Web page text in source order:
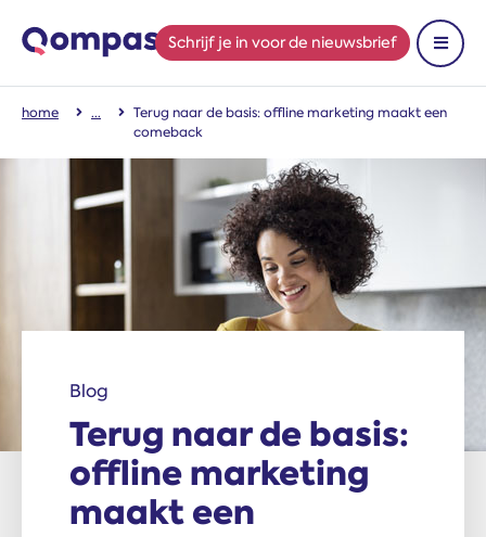
Schrijf je in voor de nieuwsbrief
Toon
home
Terug naar de basis: offline marketing maakt een
comeback
Blog
Terug naar de basis:
offline marketing
maakt een